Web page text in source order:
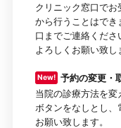
クリニック窓口で
から行うことはで
口までご連絡くださ
よろしくお願い致し
New! 予約の変更
当院の診療方法を
ボタンをなしとし、
お願い致します。